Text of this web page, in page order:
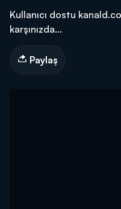
Kullanıcı dostu
karşınızda...
Paylaş